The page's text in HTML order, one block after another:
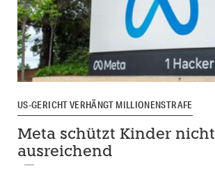
US-GERICHT VERHÄNGT MILLIONENSTRAFE
Meta schützt Kinder nicht
ausreichend